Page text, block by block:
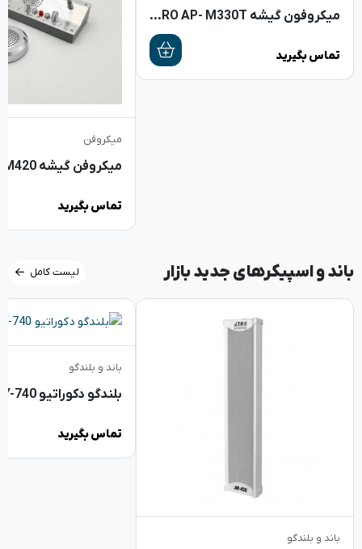
میکروفون گیشه AAPPRO AP- M330T
تماس بگیرید
میکروفن
میکروفن گیشه M.PRO WM420
تماس بگیرید
باند و اسپیکرهای جدید بازار لیست کامل
باند و بلندگو
باند و بلندگو
بلندگو دکوراتیو DYNA+ DY-740
تماس بگیرید